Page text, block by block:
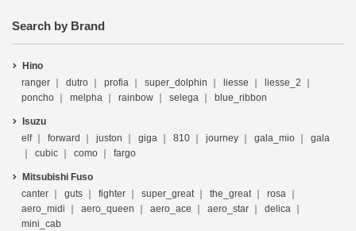
Search by Brand
Hino
ranger
dutro profia super_dolphin liesse
liesse_2
poncho
melpha rainbow selega blue_ribbon
Isuzu
elf
forward juston giga 810 journey gala_mio
gala
cubic
como fargo
Mitsubishi Fuso
canter
guts fighter super_great the_great
rosa
aero_midi
aero_queen aero_ace aero_star
delica
mini_cab